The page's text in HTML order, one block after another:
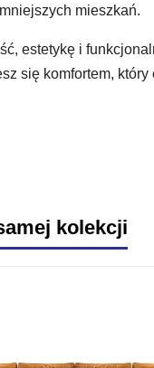
mieszkań.
estetykę i
się komfortem,
kolekcji